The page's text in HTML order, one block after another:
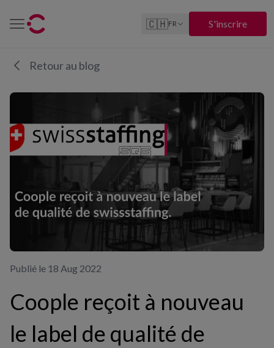
🇨🇭FR S'inscrire
Retour au blog
Publié le 18 Aug 2022
Coople reçoit à nouveau
le label de qualité de